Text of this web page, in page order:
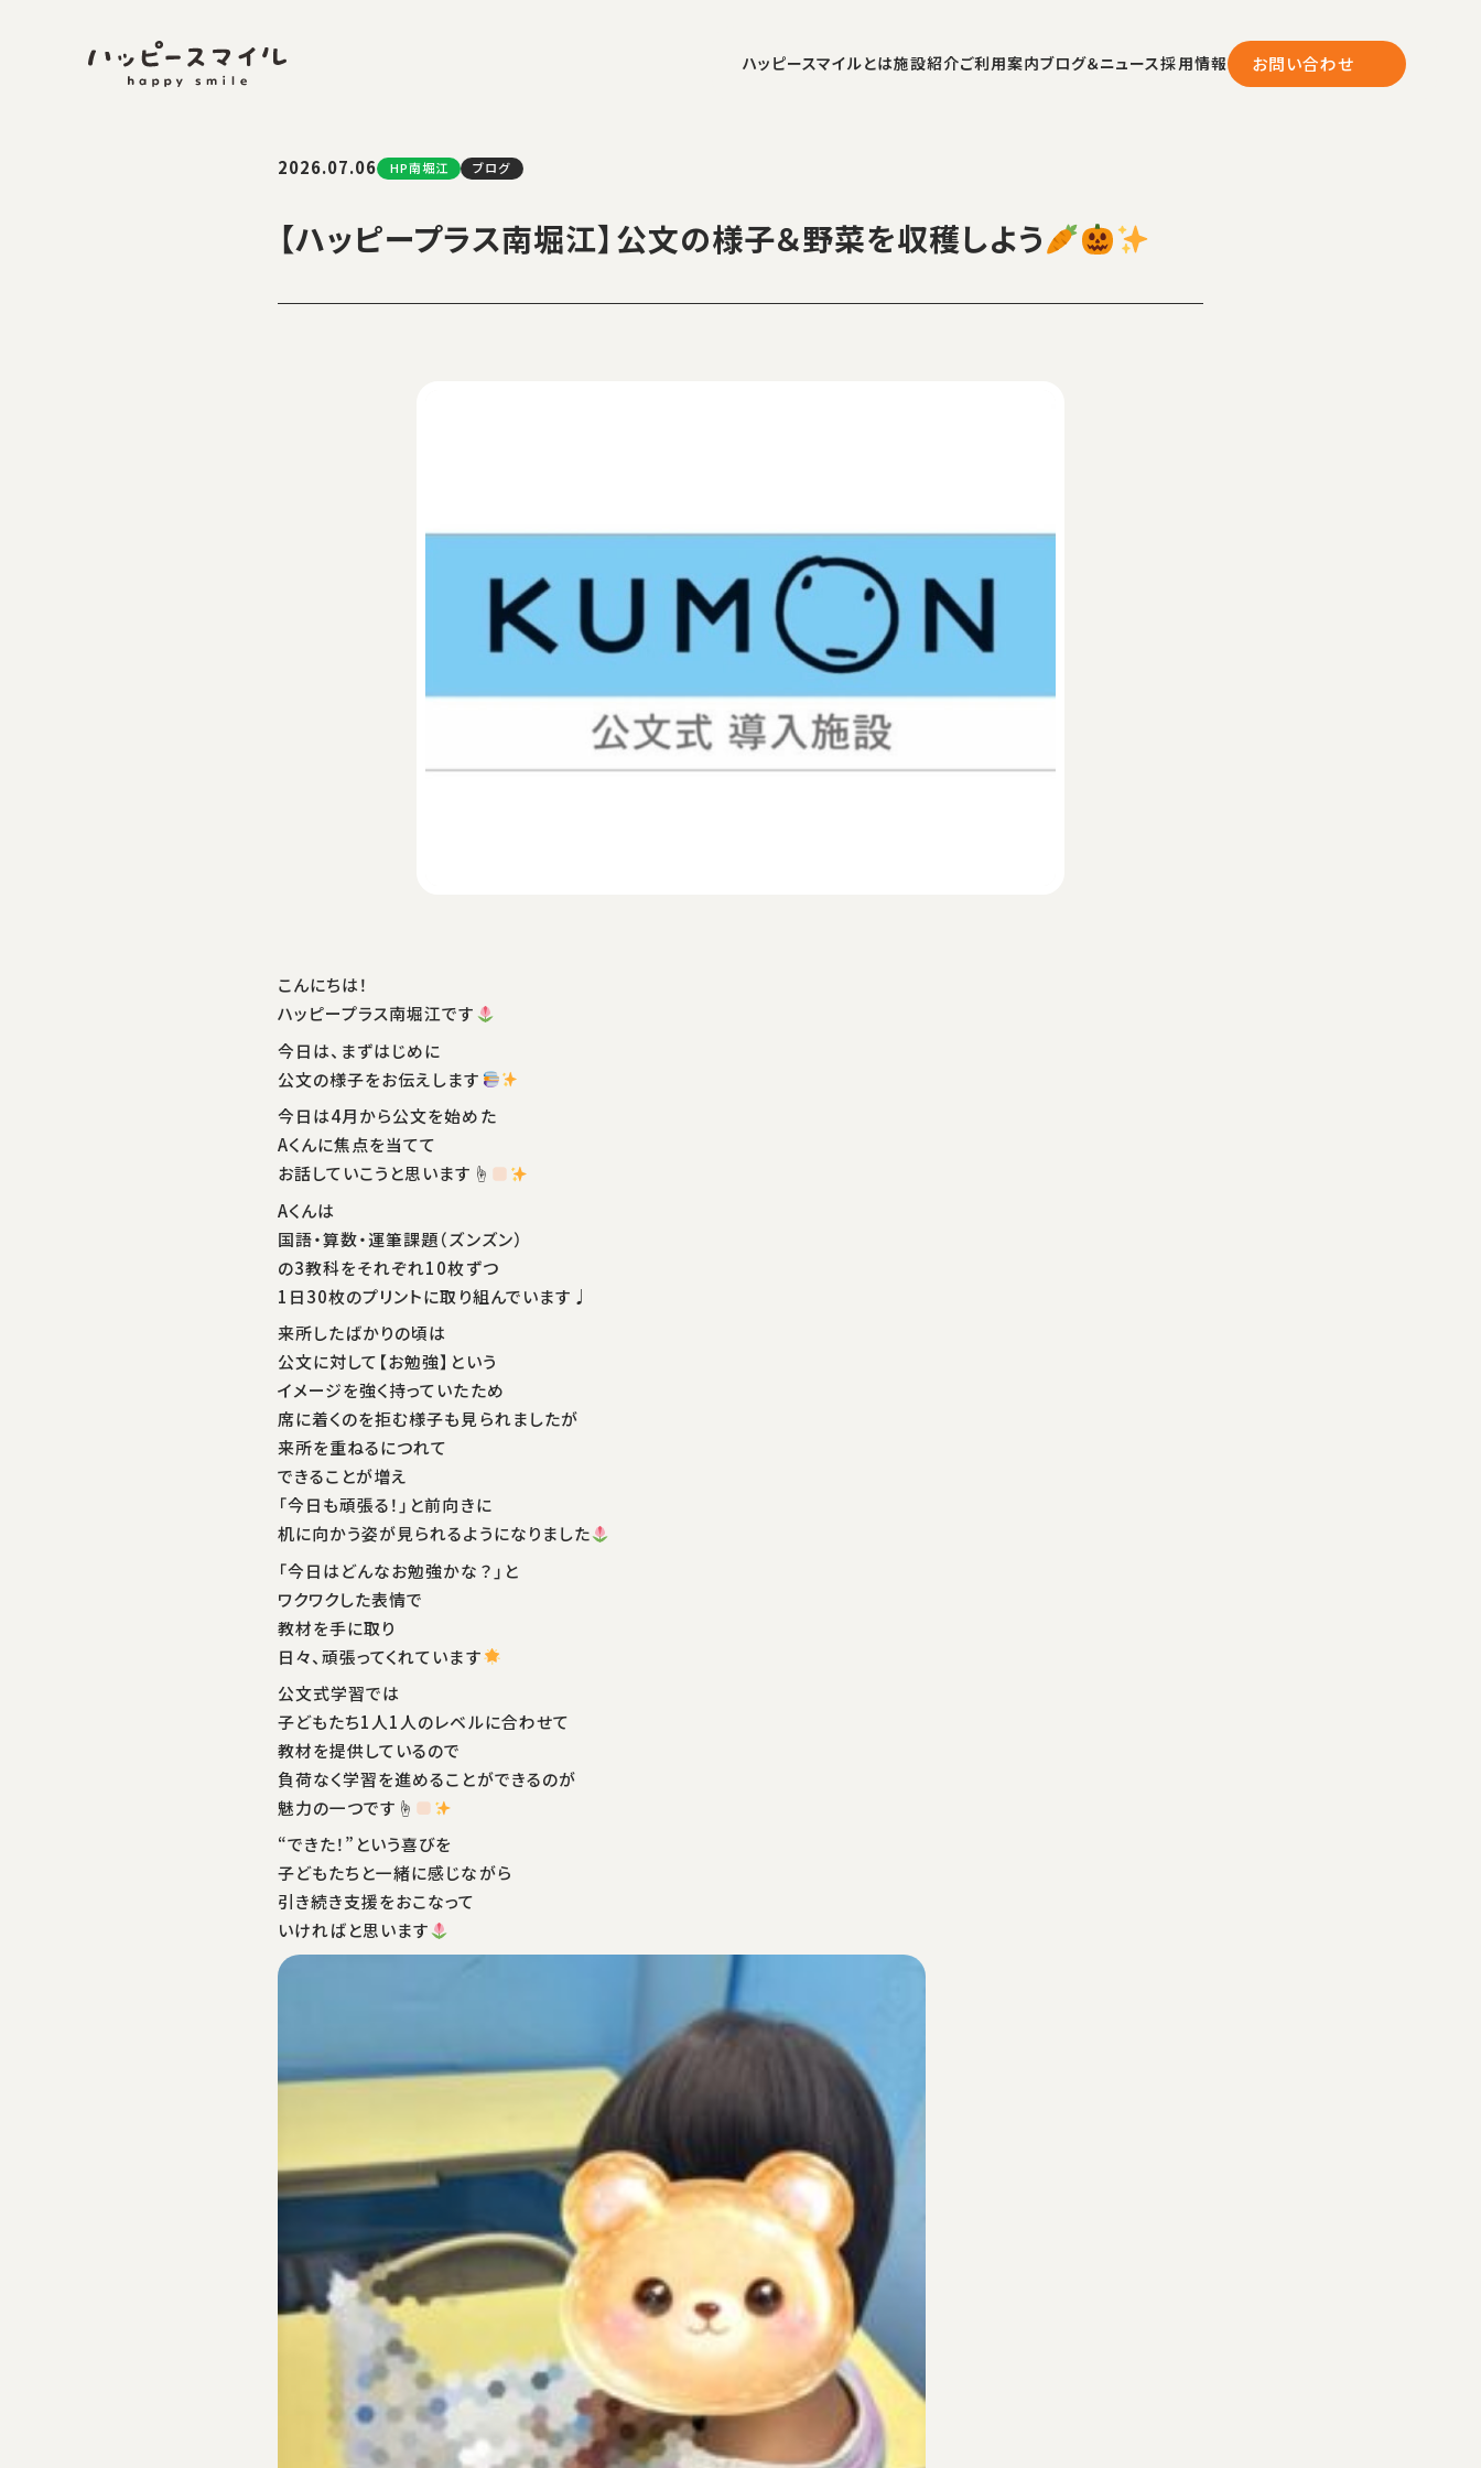
ハッピースマイルとは施設紹介ご利用案内ブログ＆ニュース採用情報 お問い合わせ
2026.07.06 HP南堀江 ブログ
【ハッピープラス南堀江】公文の様子＆野菜を収穫しよう
こんにちは！
ハッピープラス南堀江です
今日は、まずはじめに
公文の様子をお伝えします
今日は4月から公文を始めた
Aくんに焦点を当てて
お話していこうと思います☝
Aくんは
国語・算数・運筆課題（ズンズン）
の3教科をそれぞれ10枚ずつ
1日30枚のプリントに取り組んでいます♩
来所したばかりの頃は
公文に対して【お勉強】という
イメージを強く持っていたため
席に着くのを拒む様子も見られましたが
来所を重ねるにつれて
できることが増え
「今日も頑張る！」と前向きに
机に向かう姿が見られるようになりました
「今日はどんなお勉強かな？」と
ワクワクした表情で
教材を手に取り
日々、頑張ってくれています
公文式学習では
子どもたち1人1人のレベルに合わせて
教材を提供しているので
負荷なく学習を進めることができるのが
魅力の一つです☝
“できた！”という喜びを
子どもたちと一緒に感じながら
引き続き支援をおこなって
いければと思います